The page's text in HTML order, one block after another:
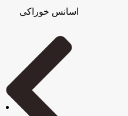
اسانس خوراکی